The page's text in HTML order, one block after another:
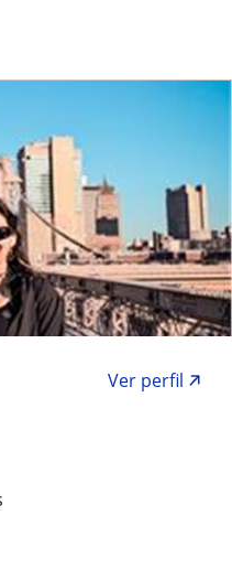
Ver perfil